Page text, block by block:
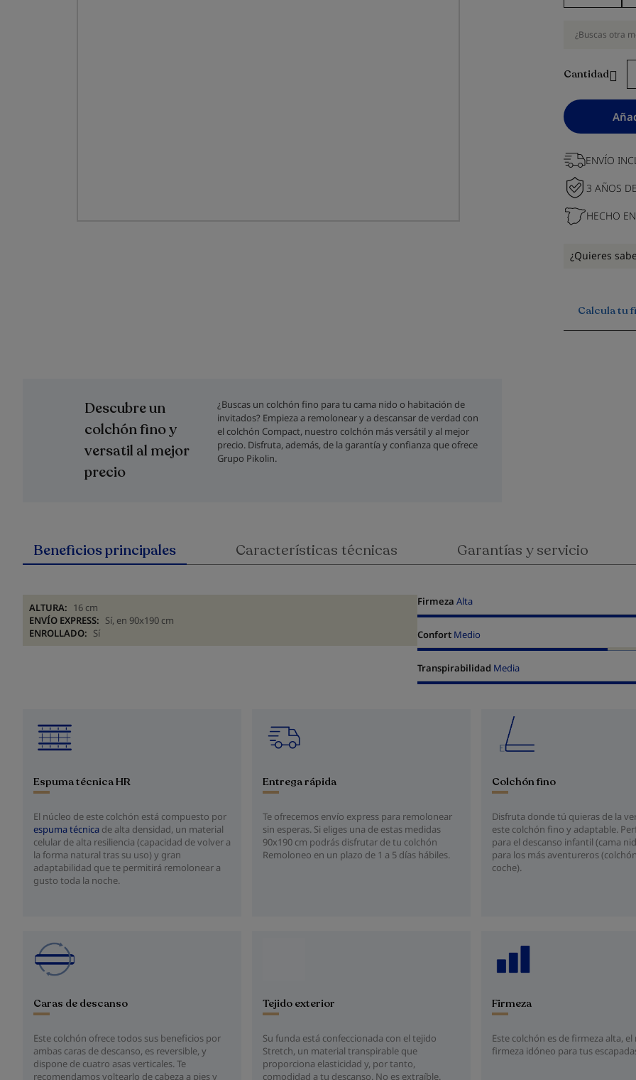
¿Buscas otra
Cantidad
ENVÍO
3 AÑOS
HECHO
¿Quieres
Calcula tu
Descubre un
colchón fino y
versatil al mejor
precio
¿Buscas un colchón fino para tu cama nido o habitación de
invitados? Empieza a remolonear y a descansar de verdad con
el colchón Compact, nuestro colchón más versátil y al mejor
precio. Disfruta, además, de la garantía y confianza que ofrece
Grupo Pikolin.
Beneficios principales
ALTURA: 16 cm
ENVÍO EXPRESS: Sí, en 90x190 cm
ENROLLADO: Sí
Firmeza Alta
Confort Medio
Transpirabilidad Media
Espuma técnica HR
El núcleo de este colchón está compuesto por
espuma técnica de alta densidad, un material
celular de alta resiliencia (capacidad de volver a
la forma natural tras su uso) y gran
adaptabilidad que te permitirá remolonear a
gusto toda la noche.
Entrega rápida
Te ofrecemos envío express para remolonear
sin esperas. Si eliges una de estas medidas
90x190 cm podrás disfrutar de tu colchón
Remoloneo en un plazo de 1 a 5 días hábiles.
Colchón fino
Disfruta donde tú quieras de la
este colchón fino y adaptable.
para el descanso infantil (cama
para los más aventureros
coche).
Caras de descanso
Este colchón ofrece todos sus beneficios por
ambas caras de descanso, es reversible, y
dispone de cuatro asas verticales. Te
recomendamos voltearlo de cabeza a pies y
Tejido exterior
Su funda está confeccionada con el tejido
Stretch, un material transpirable que
proporciona elasticidad y, por tanto,
comodidad a tu descanso. No es extraíble.
Firmeza
Este colchón es de firmeza alta, el
firmeza idóneo para tus
Características técnicas Garantías y servicio